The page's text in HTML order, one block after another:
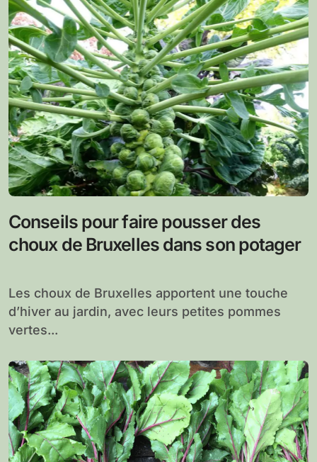
Conseils pour faire pousser des
choux de Bruxelles dans son potager
Les choux de Bruxelles apportent une touche
d’hiver au jardin, avec leurs petites pommes
vertes...